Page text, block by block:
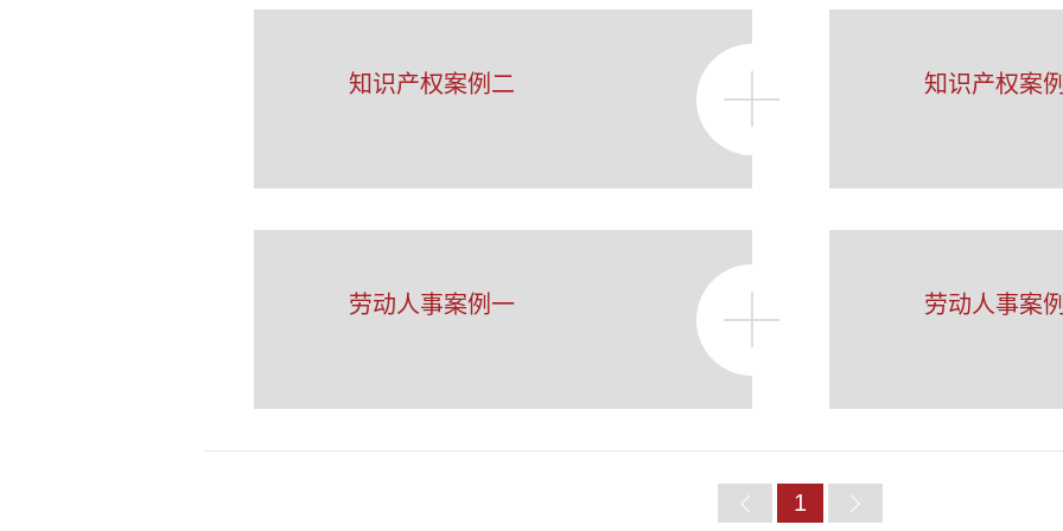
知识产权案例二 知识产权案
劳动人事案例一 劳动人事案
1